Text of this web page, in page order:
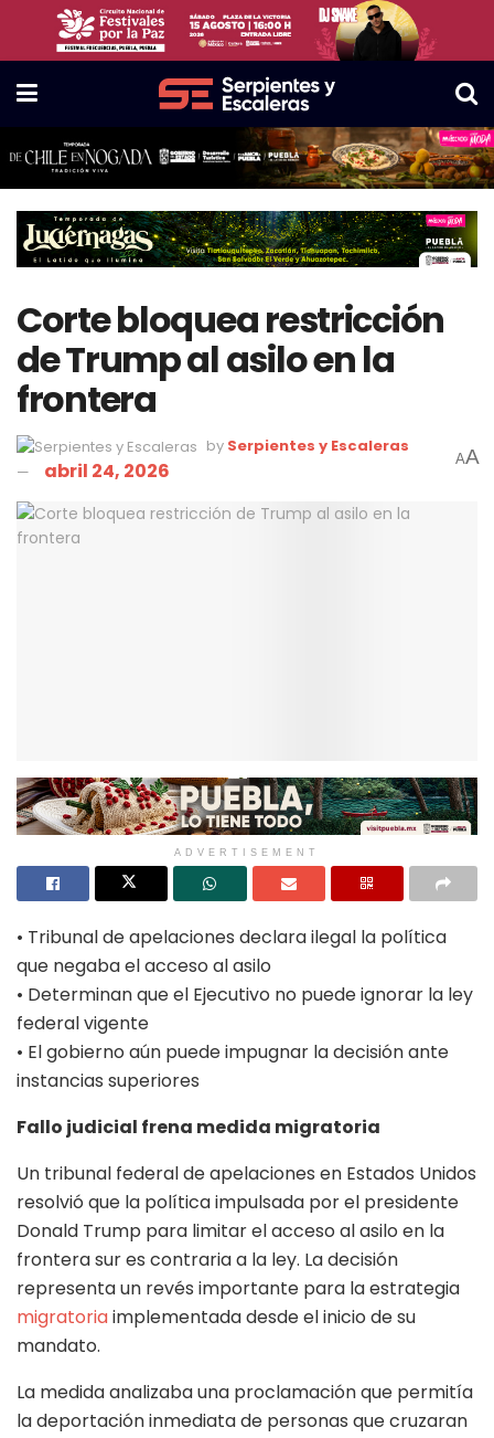
Corte bloquea restricción
de Trump al asilo en la
frontera
by Serpientes y Escaleras
abril 24, 2026 AA
ADVERTISEMENT
• Tribunal de apelaciones declara ilegal la política
que negaba el acceso al asilo
• Determinan que el Ejecutivo no puede ignorar la ley
federal vigente
• El gobierno aún puede impugnar la decisión ante
instancias superiores
Fallo judicial frena medida migratoria
Un tribunal federal de apelaciones en Estados Unidos
resolvió que la política impulsada por el presidente
Donald Trump para limitar el acceso al asilo en la
frontera sur es contraria a la ley. La decisión
representa un revés importante para la estrategia
migratoriaimplementada desde el inicio de su
mandato.
La medida analizaba una proclamación que permitía
la deportación inmediata de personas que cruzaran